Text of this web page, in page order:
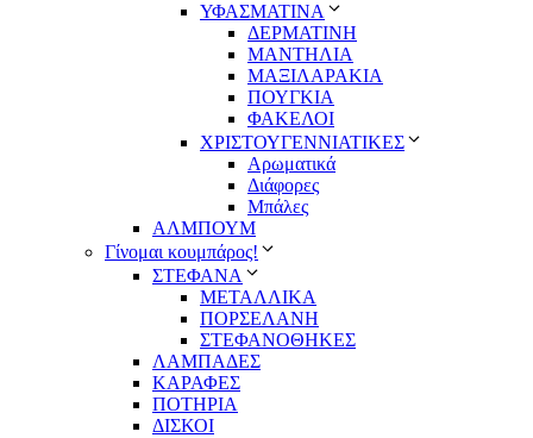
ΥΦΑΣΜΑΤΙΝA
ΔΕΡΜΑΤΙΝΗ
ΜΑΝΤΗΛΙΑ
ΜΑΞΙΛΑΡΑΚΙΑ
ΠΟΥΓΚΙΑ
ΦΑΚΕΛΟΙ
ΧΡΙΣΤΟΥΓΕΝΝΙΑΤΙΚΕΣ
Αρωματικά
Διάφορες
Μπάλες
ΑΛΜΠΟΥΜ
Γίνομαι κουμπάρος!
ΣΤΕΦΑΝΑ
ΜΕΤΑΛΛΙΚΑ
ΠΟΡΣΕΛΑΝΗ
ΣΤΕΦΑΝΟΘΗΚΕΣ
ΛΑΜΠΑΔΕΣ
ΚΑΡΑΦΕΣ
ΠΟΤΗΡΙΑ
ΔΙΣΚΟΙ